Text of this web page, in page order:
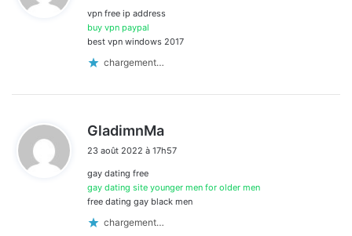
vpn free ip address
buy vpn paypal
best vpn windows 2017
chargement…
GladimnMa
t
:
23 août 2022 à 17h57
gay dating free
gay dating site younger men for older men
free dating gay black men
chargement…